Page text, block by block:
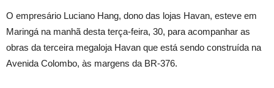
O empresário Luciano Hang, dono das lojas Havan, esteve em
Maringá na manhã desta terça-feira, 30, para acompanhar as
obras da terceira megaloja Havan que está sendo construída na
Avenida Colombo, às margens da BR-376.